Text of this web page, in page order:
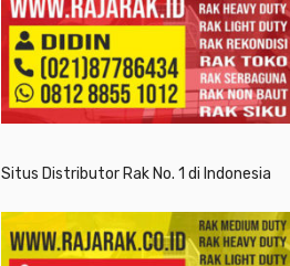
Situs Distributor Rak No. 1 di Indonesia